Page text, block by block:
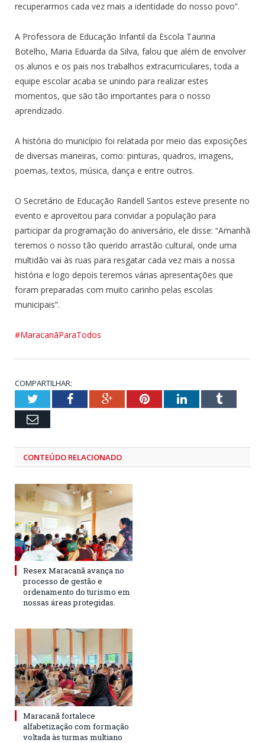
recuperarmos cada vez mais a identidade do nosso povo”.
A Professora de Educação Infantil da Escola Taurina
Botelho, Maria Eduarda da Silva, falou que além de envolver
os alunos e os pais nos trabalhos extracurriculares, toda a
equipe escolar acaba se unindo para realizar estes
momentos, que são tão importantes para o nosso
aprendizado.
A história do município foi relatada por meio das exposições
de diversas maneiras, como: pinturas, quadros, imagens,
poemas, textos, música, dança e entre outros.
O Secretário de Educação Randell Santos esteve presente no
evento e aproveitou para convidar a população para
participar da programação do aniversário, ele disse: “Amanhã
teremos o nosso tão querido arrastão cultural, onde uma
multidão vai às ruas para resgatar cada vez mais a nossa
história e logo depois teremos várias apresentações que
foram preparadas com muito carinho pelas escolas
municipais”.
#MaracanãParaTodos
COMPARTILHAR:
TwitterFacebookGoogle+PinterestLinkedInTumblr
Email
CONTEÚDO RELACIONADO
Resex Maracanã avança no
processo de gestão e
ordenamento do turismo em
nossas áreas protegidas.
Maracanã fortalece
alfabetização com formação
voltada às turmas multiano